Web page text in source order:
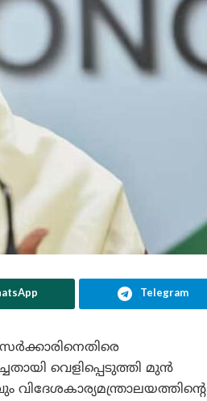
Telegram
വെളിപ്പെടുത്തി മുൻ
വിദേശകാര്യമന്ത്രാലയത്തിന്റെ